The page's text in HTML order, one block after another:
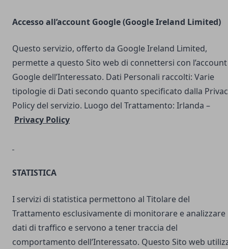
Accesso all’account Google (Google Ireland Limited)
Questo servizio, offerto da Google Ireland Limited,
permette a questo Sito web di connettersi con l’account
Google dell’Interessato. Dati Personali raccolti: Varie
tipologie di Dati secondo quanto specificato dalla
Policy del servizio. Luogo del Trattamento: Irlanda –
Privacy Policy
STATISTICA
I servizi di statistica permettono al Titolare del
Trattamento esclusivamente di monitorare e analizzare
dati di traffico e servono a tener traccia del
comportamento dell’Interessato. Questo Sito web